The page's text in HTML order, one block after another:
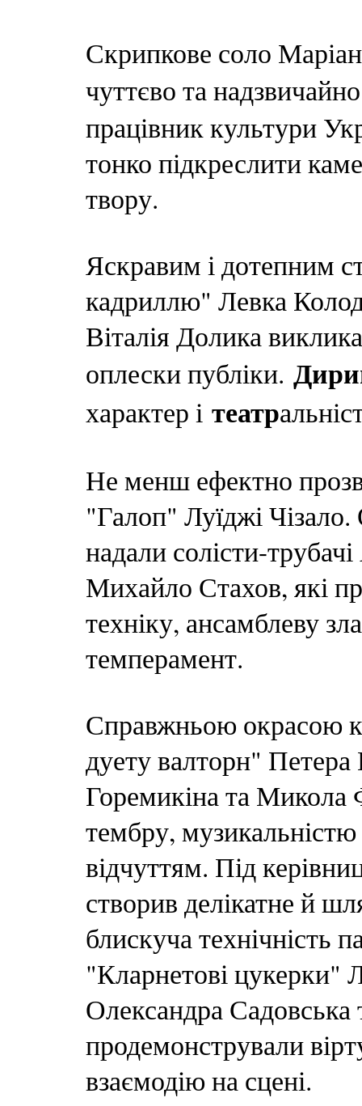
Скрипкове соло
чуттєво та
працівник культури
тонко підкреслити
твору.
Яскравим і дотепним
кадриллю" Левка
Віталія Долика
оплески публіки.
характер і театр
Не менш ефектно
"Галоп" Луїджі Чізало.
надали солісти-
Михайло Стахов, які
техніку, ансамблеву
темперамент.
Справжньою окрасою
дуету валторн" Петера
Горемикіна та Микола
тембру,
відчуттям. Під
створив делікатне й
блискуча технічність
"Кларнетові цукерки"
Олександра Садовська
продемонстрували
взаємодію на сцені.